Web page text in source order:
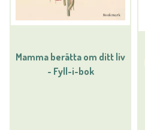
Mamma berätta om ditt liv
- Fyll-i-bok